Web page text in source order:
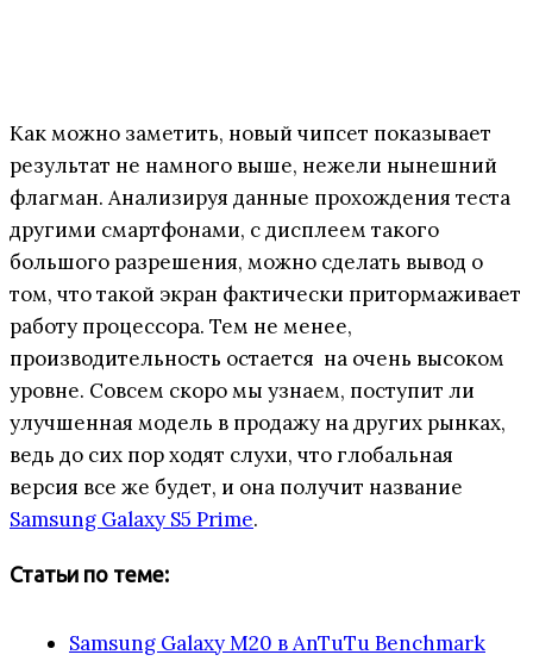
Как можно заметить, новый чипсет показывает
результат не намного выше, нежели нынешний
флагман. Анализируя данные прохождения теста
другими смартфонами, с дисплеем такого
большого разрешения, можно сделать вывод о
том, что такой экран фактически притормаживает
работу процессора. Тем не менее,
производительность остается на очень высоком
уровне. Совсем скоро мы узнаем, поступит ли
улучшенная модель в продажу на других рынках,
ведь до сих пор ходят слухи, что глобальная
версия все же будет, и она получит название
Samsung Galaxy S5 Prime.
Статьи по теме:
Samsung Galaxy M20 в AnTuTu Benchmark